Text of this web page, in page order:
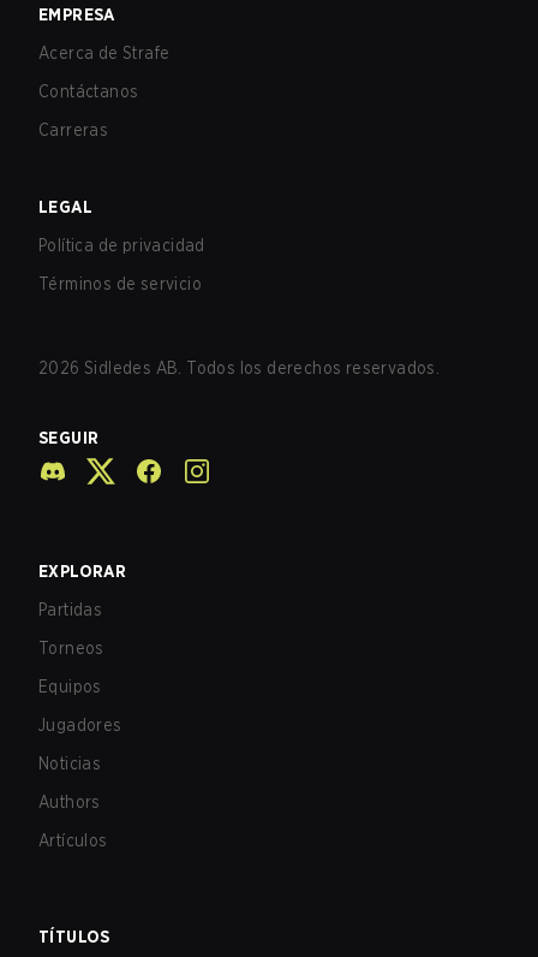
EMPRESA
Acerca de Strafe
Contáctanos
Carreras
LEGAL
Política de privacidad
Términos de servicio
2026 Sidledes AB. Todos los derechos reservados.
SEGUIR
EXPLORAR
Partidas
Torneos
Equipos
Jugadores
Noticias
Authors
Artículos
TÍTULOS